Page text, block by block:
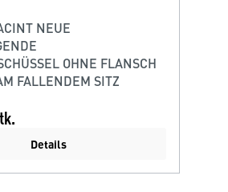
NEUE
OHNE FLANSCH
FALLENDEM SITZ
Details